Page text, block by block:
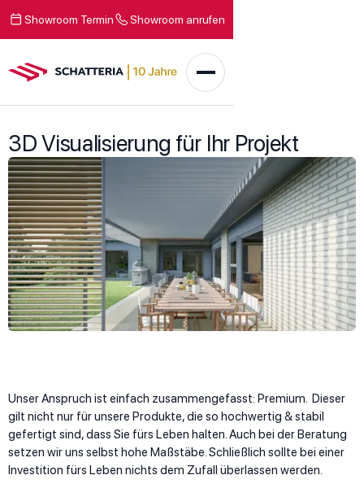
Showroom Termin Showroom anrufen
3D Visualisierung für Ihr Projekt
Unser Anspruch ist einfach zusammengefasst: Premium. Dieser
gilt nicht nur für unsere Produkte, die so hochwertig & stabil
gefertigt sind, dass Sie fürs Leben halten. Auch bei der Beratung
setzen wir uns selbst hohe Maßstäbe. Schließlich sollte bei einer
Investition fürs Leben nichts dem Zufall überlassen werden.